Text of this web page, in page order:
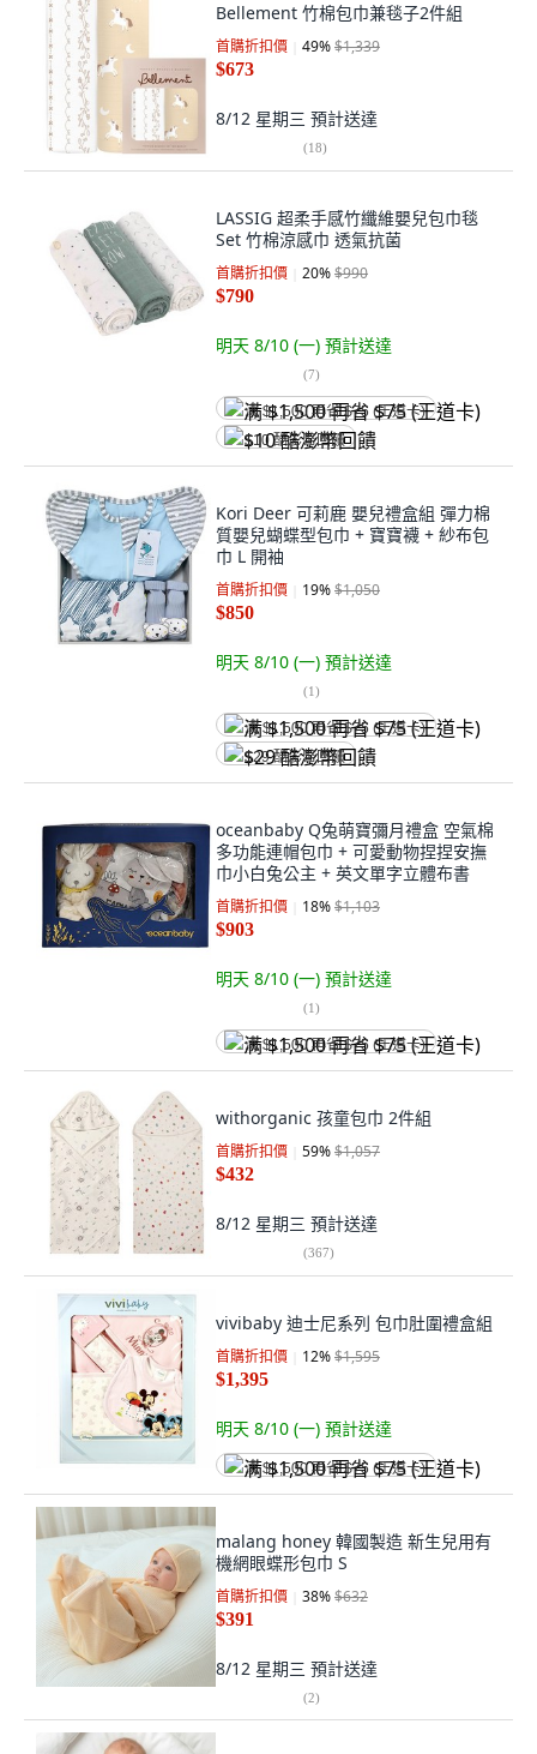
Bellement 竹棉包巾兼毯子2件組
首購折扣價 49%$1,339
$673
8/12 星期三 預計送達
(18)
LASSIG 超柔手感竹纖維嬰兒包巾毯
Set 竹棉涼感巾 透氣抗菌
首購折扣價 20%$990
$790
明天 8/10 (一) 預計送達
(7)
满 $1,500 再省 $75 (王道卡)
$10 酷澎幣回饋
Kori Deer 可莉鹿 嬰兒禮盒組 彈力棉
質嬰兒蝴蝶型包巾 + 寶寶襪 + 紗布包
巾 L 開袖
首購折扣價 19%$1,050
$850
明天 8/10 (一) 預計送達
(1)
满 $1,500 再省 $75 (王道卡)
$29 酷澎幣回饋
oceanbaby Q兔萌寶彌月禮盒 空氣棉
多功能連帽包巾 + 可愛動物捏捏安撫
巾小白兔公主 + 英文單字立體布書
首購折扣價 18%$1,103
$903
明天 8/10 (一) 預計送達
(1)
满 $1,500 再省 $75 (王道卡)
withorganic 孩童包巾 2件組
首購折扣價 59%$1,057
$432
8/12 星期三 預計送達
(367)
vivibaby 迪士尼系列 包巾肚圍禮盒組
首購折扣價 12%$1,595
$1,395
明天 8/10 (一) 預計送達
满 $1,500 再省 $75 (王道卡)
malang honey 韓國製造 新生兒用有
機網眼蝶形包巾 S
首購折扣價 38%$632
$391
8/12 星期三 預計送達
(2)